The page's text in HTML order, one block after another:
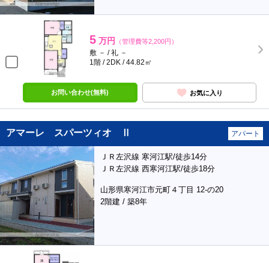
5 万円 （管理費等2,200円）
敷 － / 礼 －
1階 / 2DK / 44.82㎡
お問い合わせ(無料) お気に入り
アマーレ スパーツィオ Ⅱ アパート
ＪＲ左沢線 寒河江駅/徒歩14分
ＪＲ左沢線 西寒河江駅/徒歩18分
山形県寒河江市元町４丁目 12-の20
2階建 / 築8年